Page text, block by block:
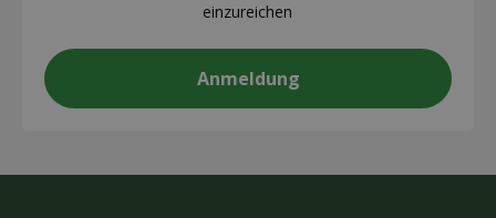
einzureichen